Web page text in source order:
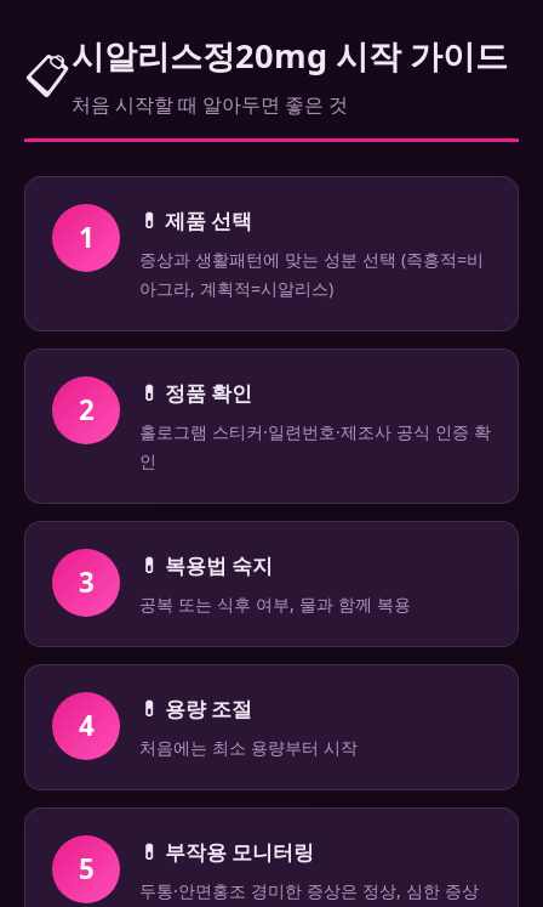
📋시알리스정20mg 시작 가이드
처음 시작할 때 알아두면 좋은 것
1 💊 제품 선택
증상과 생활패턴에 맞는 성분 선택 (즉흥적=비
아그라, 계획적=시알리스)
2 💊 정품 확인
홀로그램 스티커·일련번호·제조사 공식 인증 확
인
3 💊 복용법 숙지
공복 또는 식후 여부, 물과 함께 복용
4 💊 용량 조절
처음에는 최소 용량부터 시작
5 💊 부작용 모니터링
두통·안면홍조 경미한 증상은 정상, 심한 증상